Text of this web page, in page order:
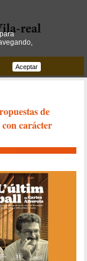
de
carácter
Aceptar